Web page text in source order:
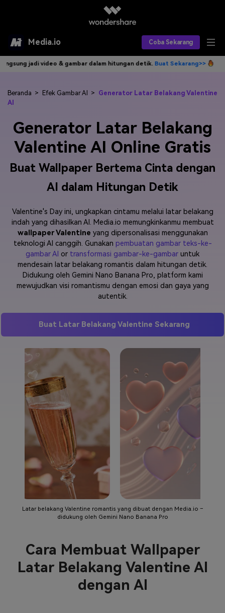
Media.io Coba Sekarang
Alat AI
AI Video
Model AI yang Didukung
Produk AI
Editor Video AI
Editor Audio AI
Efek Video
Efek Foto
Sumber Daya
Panduan Pengguna Apa yang Baru
FAQs Hubungi Kami
Tips & Tutorial AI
Jelajahi Lebih Banyak >>
Harga
Masuk
Berkreasi dengan AI
video & gambar dalam hitungan detik.Buat Sekarang>> Tulis
Beranda > Efek Gambar AI > Generator Latar Belakang Valentine
AI
Generator Latar Belakang
Valentine AI Online Gratis
Buat Wallpaper Bertema Cinta dengan
AI dalam Hitungan Detik
Valentine's Day ini, ungkapkan cintamu melalui latar belakang
indah yang dihasilkan AI. Media.io memungkinkanmu membuat
wallpaper Valentine yang dipersonalisasi menggunakan
teknologi AI canggih. Gunakan pembuatan gambar teks-ke-
gambar AI or transformasi gambar-ke-gambar untuk
mendesain latar belakang romantis dalam hitungan detik.
Didukung oleh Gemini Nano Banana Pro, platform kami
mewujudkan visi romantismu dengan emosi dan gaya yang
autentik.
Buat Latar Belakang Valentine Sekarang
Latar belakang Valentine romantis yang dibuat dengan Media.io –
didukung oleh Gemini Nano Banana Pro
Cara Membuat Wallpaper
Latar Belakang Valentine AI
dengan AI